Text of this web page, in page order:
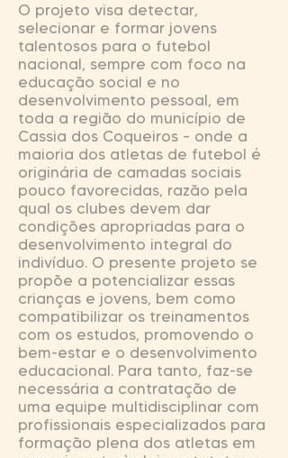
O projeto visa detectar,
selecionar e formar jovens
talentosos para o futebol
nacional, sempre com foco na
educação social e no
desenvolvimento pessoal, em
toda a região do município de
Cassia dos Coqueiros – onde a
maioria dos atletas de futebol é
originária de camadas sociais
pouco favorecidas, razão pela
qual os clubes devem dar
condições apropriadas para o
desenvolvimento integral do
indivíduo. O presente projeto se
propõe a potencializar essas
crianças e jovens, bem como
compatibilizar os treinamentos
com os estudos, promovendo o
bem-estar e o desenvolvimento
educacional. Para tanto, faz-se
necessária a contratação de
uma equipe multidisciplinar com
profissionais especializados para
formação plena dos atletas em